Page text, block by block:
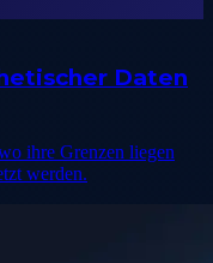
Daten
ihre Grenzen liegen
werden.